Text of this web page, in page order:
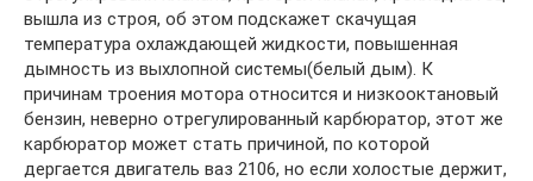
вышла из строя, об этом подскажет скачущая
температура охлаждающей жидкости, повышенная
дымность из выхлопной системы(белый дым). К
причинам троения мотора относится и низкооктановый
бензин, неверно отрегулированный карбюратор, этот же
карбюратор может стать причиной, по которой
дергается двигатель ваз 2106, но если холостые держит,